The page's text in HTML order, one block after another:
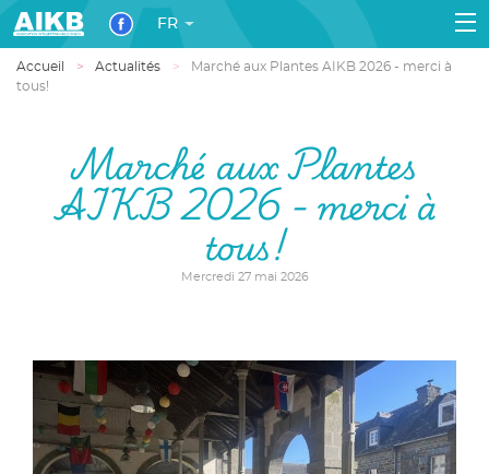
FR
Accueil Actualités
Marché aux Plantes AIKB 2026 - merci à
tous!
Marché aux Plantes
AIKB 2026 - merci à
tous!
Mercredi 27 mai 2026